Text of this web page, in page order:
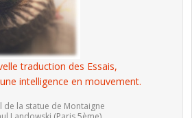
traduction des Essais,
intelligence en mouvement.
de la statue de Montaigne